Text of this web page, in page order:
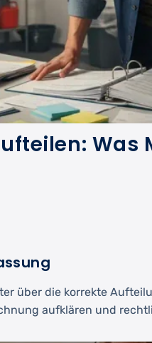
Was
über die korrekte
aufklären und